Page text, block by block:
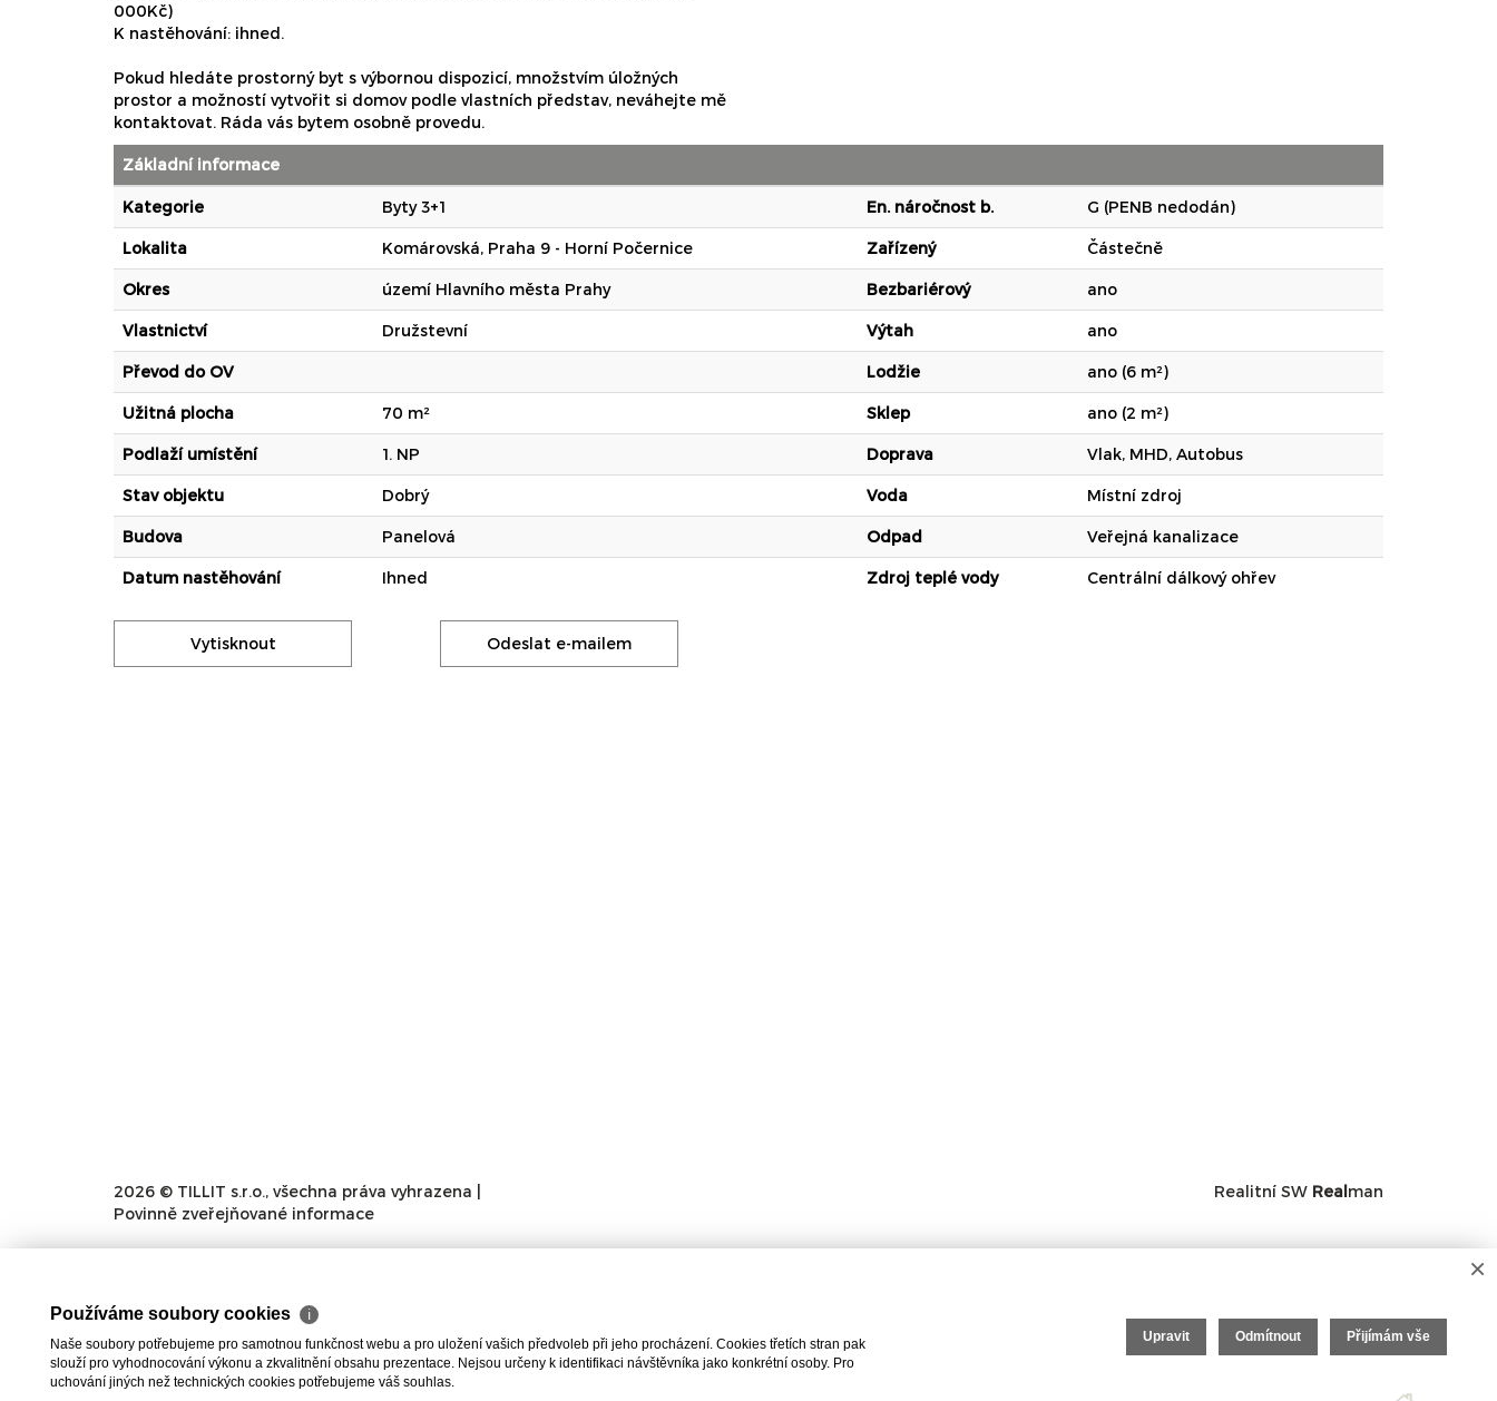
000Kč)
K nastěhování: ihned.
Pokud hledáte prostorný byt s výbornou dispozicí, množstvím úložných
prostor a možností vytvořit si domov podle vlastních představ, neváhejte mě
kontaktovat. Ráda vás bytem osobně provedu.
Základní informace
Kategorie Byty 3+1 En. náročnost b. G (PENB nedodán)
Lokalita Komárovská, Praha 9 - Horní Počernice Zařízený Částečně
Okres území Hlavního města Prahy Bezbariérový ano
Vlastnictví Družstevní Výtah ano
Převod do OV Lodžie ano (6 m²)
Užitná plocha 70 m² Sklep ano (2 m²)
Podlaží umístění 1. NP Doprava Vlak, MHD, Autobus
Stav objektu Dobrý Voda Místní zdroj
Budova Panelová Odpad Veřejná kanalizace
Datum nastěhování Ihned Zdroj teplé vody Centrální dálkový ohřev
Vytisknout Odeslat e-mailem
2026 © TILLIT s.r.o., všechna práva vyhrazena |
Povinně zveřejňované informace
Realitní SW Realman
×
Používáme soubory cookies ℹ
Naše soubory potřebujeme pro samotnou funkčnost webu a pro uložení vašich předvoleb při jeho procházení. Cookies třetích stran pak
slouží pro vyhodnocování výkonu a zkvalitnění obsahu prezentace. Nejsou určeny k identifikaci návštěvníka jako konkrétní osoby. Pro
uchování jiných než technických cookies potřebujeme váš souhlas.
Upravit Odmítnout Přijímám vše